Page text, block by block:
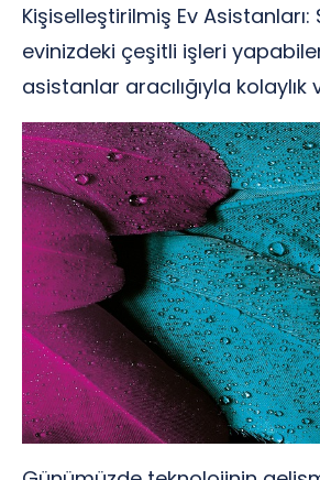
Kişiselleştirilmiş Ev
evinizdeki çeşitli işleri yapabilen
asistanlar aracılığıyla kolaylık